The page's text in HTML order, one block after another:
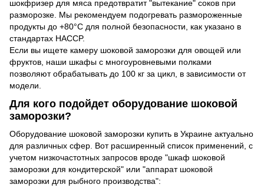
шокфризер для мяса предотвратит "вытекание" соков при
разморозке. Мы рекомендуем подогревать размороженные
продукты до +80°C для полной безопасности, как указано в
стандартах HACCP.
Если вы ищете камеру шоковой заморозки для овощей или
фруктов, наши шкафы с многоуровневыми полками
позволяют обрабатывать до 100 кг за цикл, в зависимости от
модели.
Для кого подойдет оборудование шоковой
заморозки?
Оборудование шоковой заморозки купить в Украине актуально
для различных сфер. Вот расширенный список применений, с
учетом низкочастотных запросов вроде "шкаф шоковой
заморозки для кондитерской" или "аппарат шоковой
заморозки для рыбного производства":